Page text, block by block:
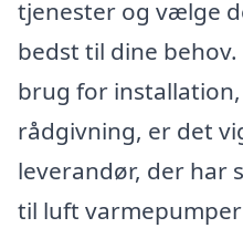
tjenester og vælge
bedst til dine
brug for
rådgivning, er det
leverandør, der har
til luft